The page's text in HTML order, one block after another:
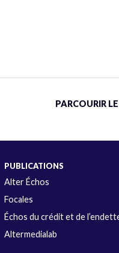
PARCOURIR
PUBLICATIONS
Alter Échos
Focales
Échos du crédit et de
Altermedialab